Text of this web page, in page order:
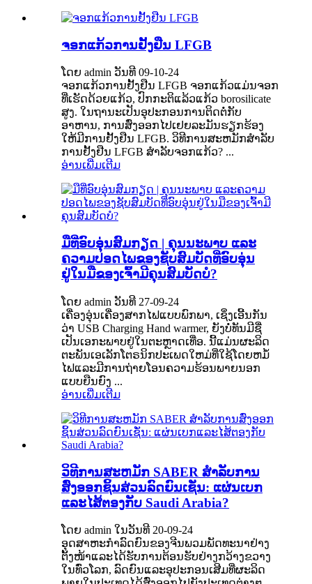
ຈອກແກ້ວການຢັ້ງຢືນ LFGB
ໂດຍ admin ວັນທີ 09-10-24
ຈອກແກ້ວການຢັ້ງຢືນ LFGB ຈອກແກ້ວແມ່ນຈອກ
ທີ່ເຮັດດ້ວຍແກ້ວ, ປົກກະຕິແລ້ວແກ້ວ borosilicate
ສູງ. ໃນຖານະເປັນອຸປະກອນການຕິດຕໍ່ກັບ
ອາຫານ, ການສົ່ງອອກໄປເຢຍລະມັນຮຽກຮ້ອງ
ໃຫ້ມີການຢັ້ງຢືນ LFGB. ວິທີການສະຫມັກສໍາລັບ
ການຢັ້ງຢືນ LFGB ສໍາລັບຈອກແກ້ວ? ...
ອ່ານເພີ່ມເຕີມ
ມືທີ່ອົບອຸ່ນສົມກຽດ | ຄຸນນະພາບ ແລະ
ຄວາມປອດໄພຂອງຊັບສົມບັດທີ່ອົບອຸ່ນ
ຢູ່ໃນມືຂອງເຈົ້າມີຄຸນສົມບັດບໍ?
ໂດຍ admin ວັນທີ 27-09-24
ເຄື່ອງອຸ່ນເຄື່ອງສາກໄຟແບບພົກພາ, ເຊິ່ງເອີ້ນກັນ
ວ່າ USB Charging Hand warmer, ຍັງບໍ່ທັນມີຊື່
ເປັນເອກະພາບຢູ່ໃນຕະຫຼາດເທື່ອ. ນີ້​ແມ່ນ​ຜະ​ລິດ​
ຕະ​ພັນ​ເອ​ເລັກ​ໂຕຣ​ນິກ​ປະ​ເພດ​ໃຫມ່​ທີ່​ໃຊ້​ໂດຍ​ຫມໍ້​
ໄຟ​ແລະ​ມີ​ການ​ຖ່າຍ​ໂອນ​ຄວາມ​ຮ້ອນ​ພາຍ​ນອກ​
ແບບ​ຍືນ​ຍົງ ...
ອ່ານເພີ່ມເຕີມ
ວິທີການສະຫມັກ SABER ສໍາລັບການ
ສົ່ງອອກຊິ້ນສ່ວນລົດຍົນເຊັ່ນ: ແຜ່ນເບກ
ແລະໄສ້ຕອງກັບ Saudi Arabia?
ໂດຍ admin ໃນວັນທີ 20-09-24
ອຸດສາຫະກຳ​ລົດຍົນ​ຂອງ​ຈີນ​ພວມ​ພັດທະນາ​ຢ່າງ​
ຕັ້ງໜ້າ​ແລະ​ໄດ້​ຮັບ​ການ​ຕ້ອນຮັບ​ຢ່າງ​ກວ້າງຂວາງ​
ໃນ​ທົ່ວ​ໂລກ, ລົດ​ຍົນ​ແລະ​ອຸປະກອນ​ເສີມ​ທີ່​ຜະລິດ​